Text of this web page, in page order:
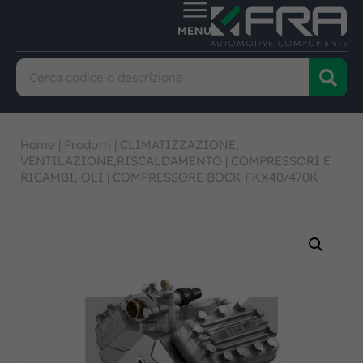
Home | Prodotti | CLIMATIZZAZIONE,
VENTILAZIONE,RISCALDAMENTO | COMPRESSORI E
RICAMBI, OLI | COMPRESSORE BOCK FKX40/470K